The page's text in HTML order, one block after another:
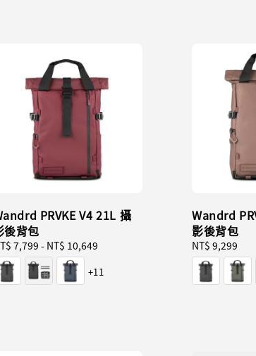
PRVKE V4 21L 攝
後背包
7,799 - NT$ 10,649
+11
Wandrd
影後背包
Regular
price
NT$ 9,299